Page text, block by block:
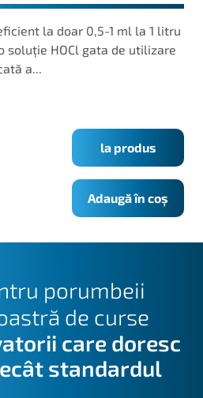
la doar 0,5-1 ml la 1 litru
soluție HOCl gata de utilizare
a...
la produs
Adaugă în coș
porumbeii
de curse
care doresc
standardul